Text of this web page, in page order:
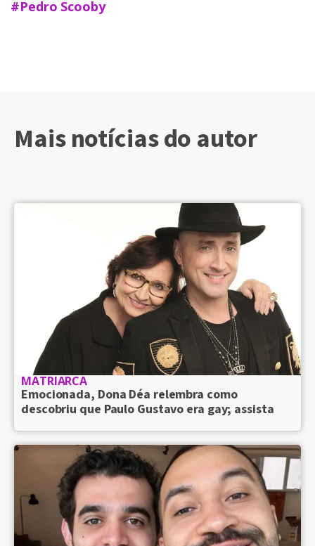
#Pedro Scooby
Mais notícias do autor
MATRIARCA
Emocionada, Dona Déa relembra como
descobriu que Paulo Gustavo era gay; assista